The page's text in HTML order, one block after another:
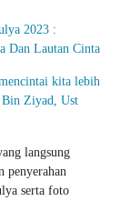
2023 :
Dan Lautan Cinta
kita lebih
Bin Ziyad, Ust
langsung
penyerahan
serta foto